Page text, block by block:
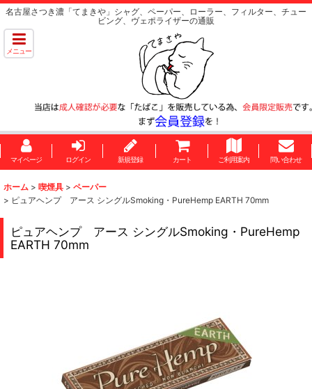
名古屋さつき濃「てまきや」シャグ、ペーパー、ローラー、フィルター、チュー
ビング、ヴェポライザーの通販
メニュー
マイページ ログイン 新規登録 カート ご利用案内 問い合わせ
ホーム > 喫煙具 > ペーパー
> ピュアヘンプ アース シングルSmoking・PureHemp EARTH 70mm
ピュアヘンプ アース シングルSmoking・PureHemp
EARTH 70mm